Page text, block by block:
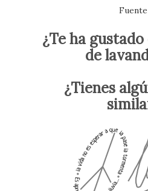
Fuente
¿Te ha
de
¿Tienes